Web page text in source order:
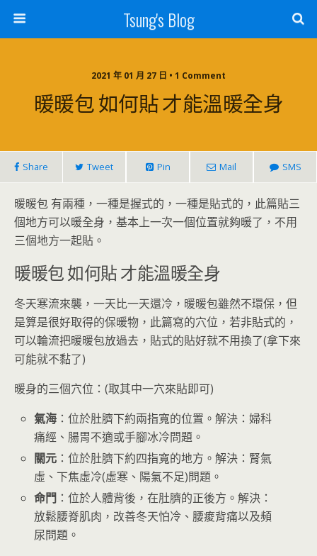
Tsung's Blog
2021 年 01 月 27 日 • 1 Comment
暖暖包 如何貼 才能溫暖全身
Share Tweet Pin Mail SMS
暖暖包 有兩種，一種是握式的，一種是貼式的，此篇貼三
個地方可以暖全身，基本上一次一個位置就夠暖了，不用
三個地方一起貼。
暖暖包 如何貼 才能溫暖全身
冬天寒流來襲，一天比一天還冷，暖暖包雖然不環保，但
是算是很好取得的保暖物，此篇寫的穴位，若非貼式的，
可以輪流把暖暖包放過去，貼式的貼好就不用換了(拿下來
可能就不黏了)
暖身的三個穴位：(取其中一穴來貼即可)
氣海 ：位於肚臍下約兩指寬的位置。解決：婦科
痛經、腸胃不適或手腳冰冷問題。
關元 ：位於肚臍下約四指寬的地方。解決：腎氣
虛、下焦虛冷(虛寒、陽氣不足)問題。
命門 ：位於人體背後，在肚臍的正後方。解決：
放鬆腰脊肌肉，改善冬天怕冷、腰痠背痛以及頻
尿問題。